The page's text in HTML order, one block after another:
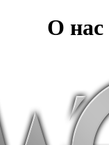
О нас